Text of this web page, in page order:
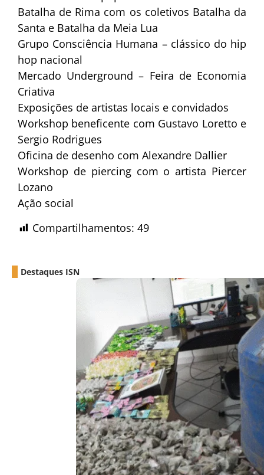
Batalha de Rima com os coletivos Batalha da
Santa e Batalha da Meia Lua
Grupo Consciência Humana – clássico do hip
hop nacional
Mercado Underground – Feira de Economia
Criativa
Exposições de artistas locais e convidados
Workshop beneficente com Gustavo Loretto e
Sergio Rodrigues
Oficina de desenho com Alexandre Dallier
Workshop de piercing com o artista Piercer
Lozano
Ação social
Compartilhamentos: 49
Destaques ISN